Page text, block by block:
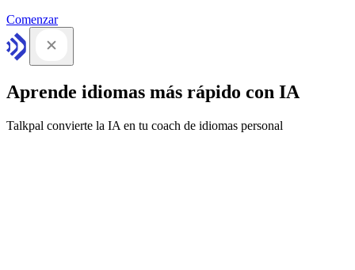
Comenzar
Aprende idiomas más rápido con IA
Talkpal convierte la IA en tu coach de idiomas personal